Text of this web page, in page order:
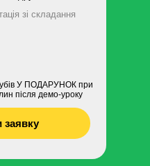
зі складання
У ПОДАРУНОК при
після демо-уроку